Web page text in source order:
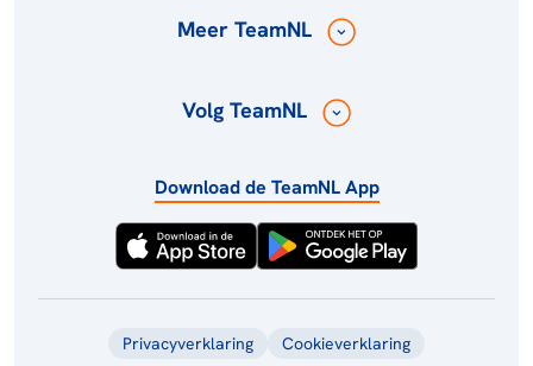
Meer TeamNL
Volg TeamNL
Download de TeamNL App
Privacyverklaring Cookieverklaring